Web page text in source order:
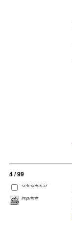
4 / 99
seleccionar
imprimir